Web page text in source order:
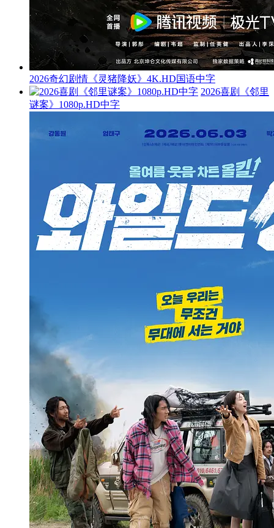
2026奇幻剧情《灵猪降妖》4K.HD国语中字
2026喜剧《邻里
谜案》1080p.HD中字